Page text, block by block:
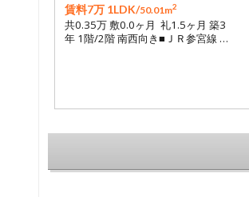
賃料7万 1LDK/50.01m2
共0.35万 敷0.0ヶ月 礼1.5ヶ月 築3
年 1階/2階 南西向き■ＪＲ参宮線 …